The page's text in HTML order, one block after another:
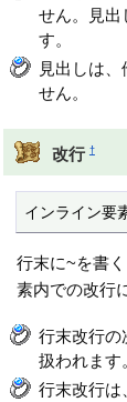
せん。見出
す。
見出しは
せん。
改行 †
インライン要
行末に~を書
素内での改行
行末改行の
扱われます
行末改行は